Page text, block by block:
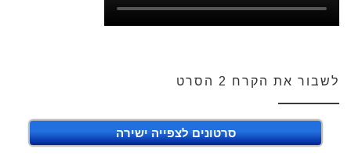
לשבור את הקרח 2 הסרט
סרטונים לצפייה ישירה